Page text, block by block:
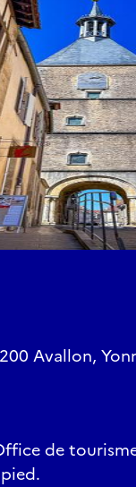
Avallon,
de